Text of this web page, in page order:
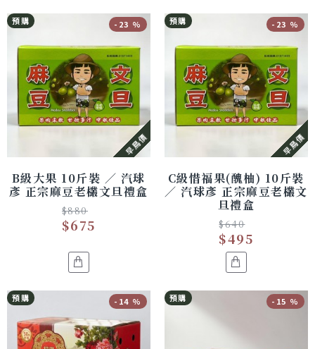
預購
早鳥價
-23 %
B級大果 10斤裝 ／ 汽球
彥 正宗麻豆老欉文旦禮盒
$675
$880
預購
早鳥價
-23 %
C級惜福果(醜柚) 10斤裝
／ 汽球彥 正宗麻豆老欉文
旦禮盒
$495
$640
預購 -14 % 預購 -15 %